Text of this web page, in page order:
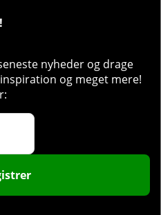
under
1 portion ca. 30 minutter
1 portion umiddelbart
nyheder og drage
og meget mere!